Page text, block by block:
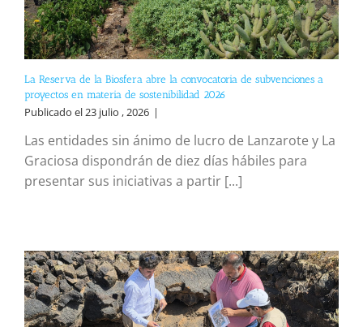
La Reserva de la Biosfera abre la convocatoria de subvenciones a
proyectos en materia de sostenibilidad 2026
Publicado el 23 julio , 2026 |
Las entidades sin ánimo de lucro de Lanzarote y La
Graciosa dispondrán de diez días hábiles para
presentar sus iniciativas a partir [...]